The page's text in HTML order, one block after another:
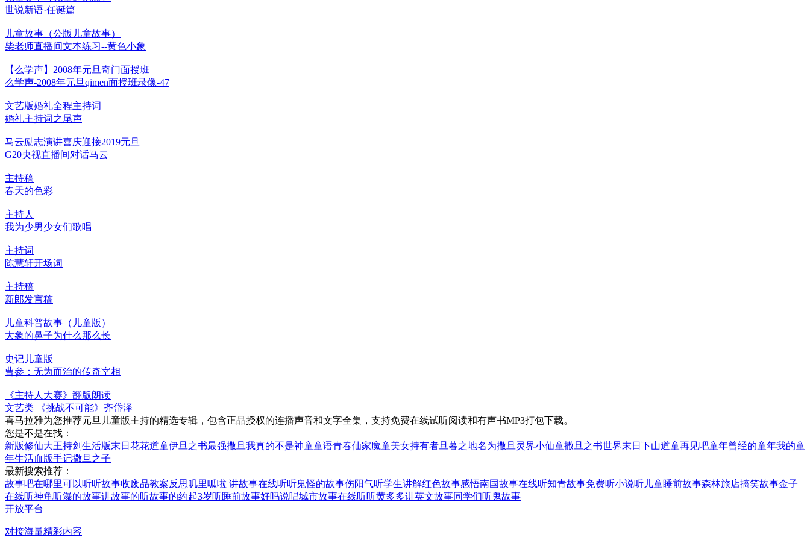
世说新语·任诞篇
儿童故事（公版儿童故事）
柴老师直播间文本练习--黄色小象
【么学声】2008年元旦奇门面授班
么学声-2008年元旦qimen面授班录像-47
文艺版婚礼全程主持词
婚礼主持词之尾声
马云励志演讲喜庆迎接2019元旦
G20央视直播间对话马云
主持稿
春天的色彩
主持人
我为少男少女们歌唱
主持词
陈慧轩开场词
主持稿
新郎发言稿
儿童科普故事（儿童版）
大象的鼻子为什么那么长
史记儿童版
曹参：无为而治的传奇宰相
《主持人大赛》翻版朗读
文艺类 《挑战不可能》齐岱泽
喜马拉雅为您推荐元旦儿童版主持的精选专辑，包含正品授权的连播声音和文字全集，支持免费在线试听阅读和有声书MP3打包下载。
您是不是在找：
新版修仙大王持剑生活版末日 花花道童伊旦之书最强撒旦我真的不是神童童语青春仙家魔童美女持有者旦暮之地名为撒旦 灵界小仙童撒旦之书世界末日 下山道童再见吧童年曾经的童年我的童
年生活血版手记撒旦之子
最新搜索推荐：
故事吧在哪里可以听听故事收废品教案反思叽里呱啦 讲故事在线听听鬼怪的故事伤阳气听学生讲解红色故事感悟南国故事在线听知青故事免费听小说听儿童睡前故事森林旅店搞笑故事金子
在线听神龟听瀑的故事讲故事的听故事的约起3岁听睡前故事好吗说唱城市故事在线听听黄多多讲英文故事同学们听鬼故事
开放平台
对接海量精彩内容